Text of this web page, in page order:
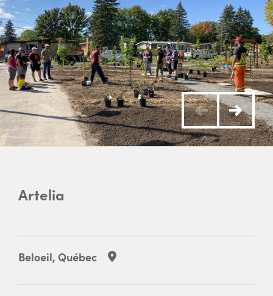
Artelia
Beloeil, Québec